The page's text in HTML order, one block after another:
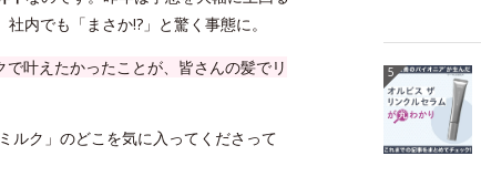
内でも「まさか!?」と驚く事態に。
叶えたかったことが、皆さんの髪でリ
ルク」のどこを気に入ってくださって